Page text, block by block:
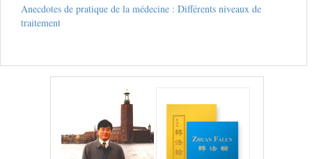
Anecdotes de pratique de la médecine : Différents niveaux de
traitement